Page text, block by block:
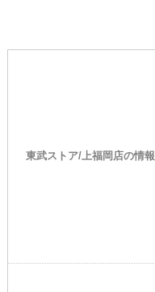
東武ストア/上福岡店の情報